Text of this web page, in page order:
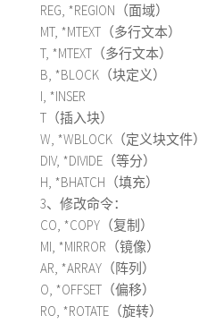
REG, *REGION（面域）
MT, *MTEXT（多行文本）
T, *MTEXT（多行文本）
B, *BLOCK（块定义）
I, *INSER
T（插入块）
W, *WBLOCK（定义块文件）
DIV, *DIVIDE（等分）
H, *BHATCH（填充）
3、修改命令：
CO, *COPY（复制）
MI, *MIRROR（镜像）
AR, *ARRAY（阵列）
O, *OFFSET（偏移）
RO, *ROTATE（旋转）